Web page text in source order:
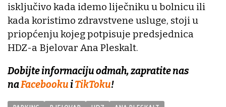
isključivo kada idemo liječniku u bolnicu ili
kada koristimo zdravstvene usluge, stoji u
priopćenju kojeg potpisuje predsjednica
HDZ-a Bjelovar Ana Pleskalt.
Dobijte informaciju odmah, zapratite nas
naFacebooku iTikToku!